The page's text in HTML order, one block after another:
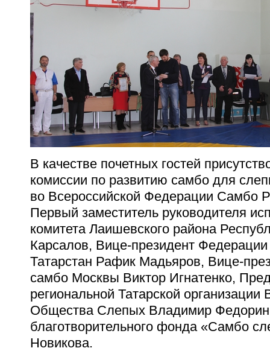
В качестве почетных гостей
комиссии по развитию самбо для
во Всероссийской Федерации Самбо
Первый заместитель руководителя
комитета Лаишевского района
Карсалов, Вице-президент
Татарстан Рафик Мадьяров, Вице-
самбо Москвы Виктор Игнатенко,
региональной Татарской организации
Общества Слепых Владимир
благотворительного фонда «Самбо
Новикова.